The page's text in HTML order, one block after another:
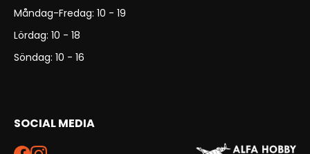
Måndag-Fredag: 10 - 19
Lördag: 10 - 18
Söndag: 10 - 16
SOCIAL MEDIA